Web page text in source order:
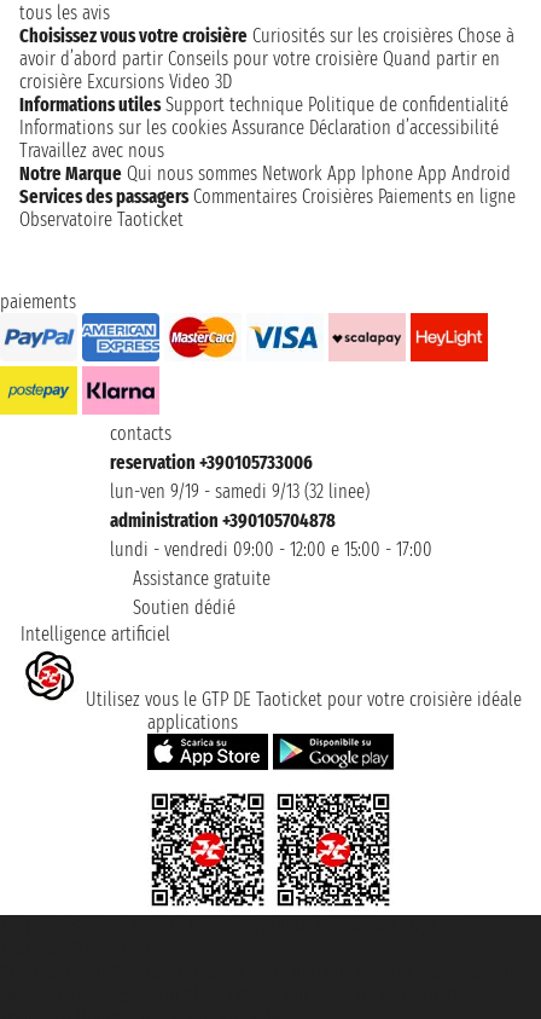
tous les avis
Choisissez vous votre croisière Curiosités sur les croisières Chose à
avoir d’abord partir Conseils pour votre croisière Quand partir en
croisière Excursions Video 3D
Informations utiles Support technique Politique de confidentialité
Informations sur les cookies Assurance Déclaration d’accessibilité
Travaillez avec nous
Notre Marque Qui nous sommes Network App Iphone App Android
Services des passagers Commentaires Croisières Paiements en ligne
Observatoire Taoticket
paiements
contacts
reservation +390105733006
lun-ven 9/19 - samedi 9/13 (32 linee)
administration +390105704878
lundi - vendredi 09:00 - 12:00 e 15:00 - 17:00
Assistance gratuite
Soutien dédié
Intelligence artificiel
Utilisez vous le GTP DE Taoticket pour votre croisière idéale
applications